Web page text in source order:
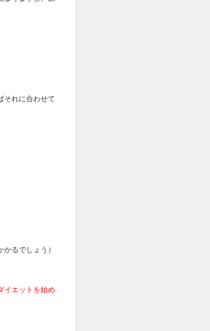
それに合わせて
るでしょう）
イエットを始め